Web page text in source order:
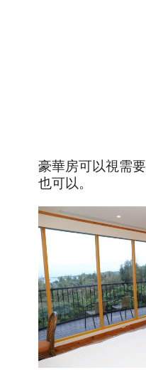
豪華房可以視需
也可以。